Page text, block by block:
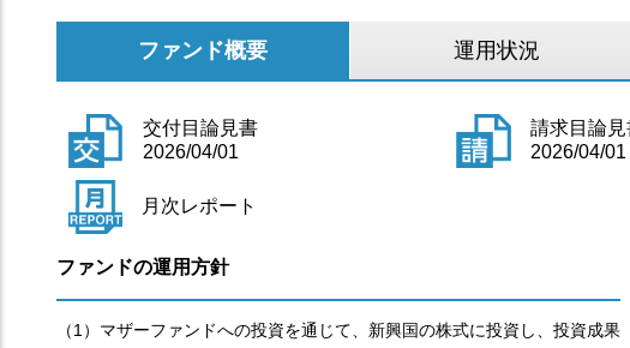
ファンド概要 運用状況
交付目論見書
2026/04/01
請求目論見
2026/04/01
月次レポート
ファンドの運用方針
（1）マザーファンドへの投資を通じて、新興国の株式に投資し、投資成果